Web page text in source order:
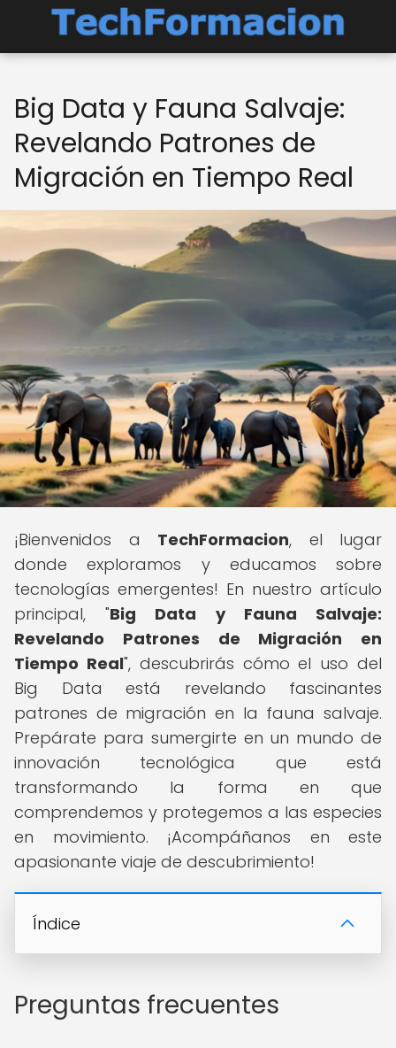
Big Data y Fauna Salvaje:
Revelando Patrones de
Migración en Tiempo Real
¡Bienvenidos a TechFormacion, el lugar
donde exploramos y educamos sobre
tecnologías emergentes! En nuestro artículo
principal, "Big Data y Fauna Salvaje:
Revelando Patrones de Migración en
Tiempo Real", descubrirás cómo el uso del
Big Data está revelando fascinantes
patrones de migración en la fauna salvaje.
Prepárate para sumergirte en un mundo de
innovación tecnológica que está
transformando la forma en que
comprendemos y protegemos a las especies
en movimiento. ¡Acompáñanos en este
apasionante viaje de descubrimiento!
Índice
Preguntas frecuentes